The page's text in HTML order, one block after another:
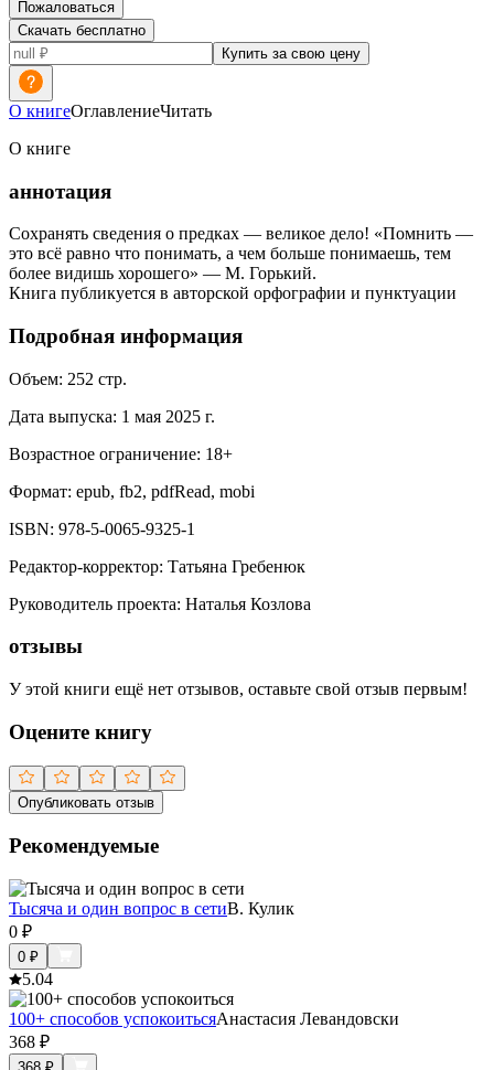
Пожаловаться
Скачать бесплатно
Купить за свою цену
О книгеОглавлениеЧитать
О книге
аннотация
Сохранять сведения о предках — великое дело! «Помнить —
это всё равно что понимать, а чем больше понимаешь, тем
более видишь хорошего» — М. Горький.
Книга публикуется в авторской орфографии и пунктуации
Подробная информация
Объем: 252 стр.
Дата выпуска: 1 мая 2025 г.
Возрастное ограничение: 18+
Формат: epub, fb2, pdfRead, mobi
ISBN: 978-5-0065-9325-1
Редактор-корректор: Татьяна Гребенюк
Руководитель проекта: Наталья Козлова
отзывы
У этой книги ещё нет отзывов, оставьте свой отзыв первым!
Оцените книгу
Опубликовать отзыв
Рекомендуемые
Тысяча и один вопрос в сетиВ. Кулик
0 ₽
0 ₽
5.04
100+ способов успокоитьсяАнастасия Левандовски
368 ₽